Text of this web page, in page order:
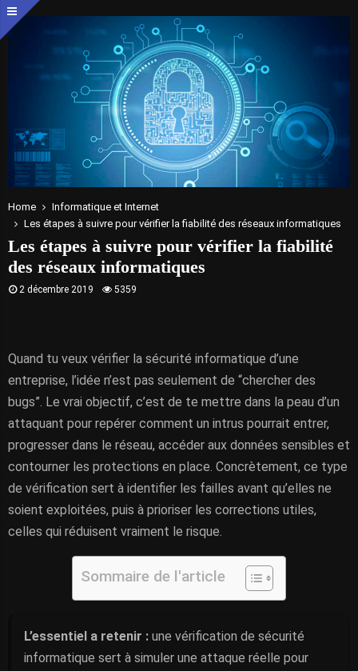
Home
Informatique et Internet
Les étapes à suivre pour vérifier la fiabilité des réseaux informatiques
Les étapes à suivre pour vérifier la fiabilité
des réseaux informatiques
2 décembre 2019 5359
Quand tu veux vérifier la sécurité informatique d’une
entreprise, l’idée n’est pas seulement de “chercher des
bugs”. Le vrai objectif, c’est de te mettre dans la peau d’un
attaquant pour repérer comment un intrus pourrait entrer,
progresser dans le réseau, accéder aux données sensibles et
contourner les protections en place. Concrètement, ce type
de vérification sert à identifier les failles avant qu’elles ne
soient exploitées, puis à prioriser les corrections utiles,
celles qui réduisent vraiment le risque.
Sommaire de l'article
L’essentiel a retenir : une vérification de sécurité
informatique sert à simuler une attaque réelle pour